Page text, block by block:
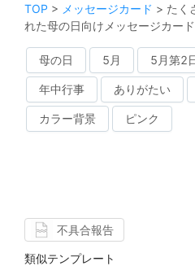
TOP > メッセージカード > たく
れた母の日向けメッセージカード
母の日 5月 5月第2
年中行事 ありがたい
カラー背景 ピンク
不具合報告
類似テンプレート